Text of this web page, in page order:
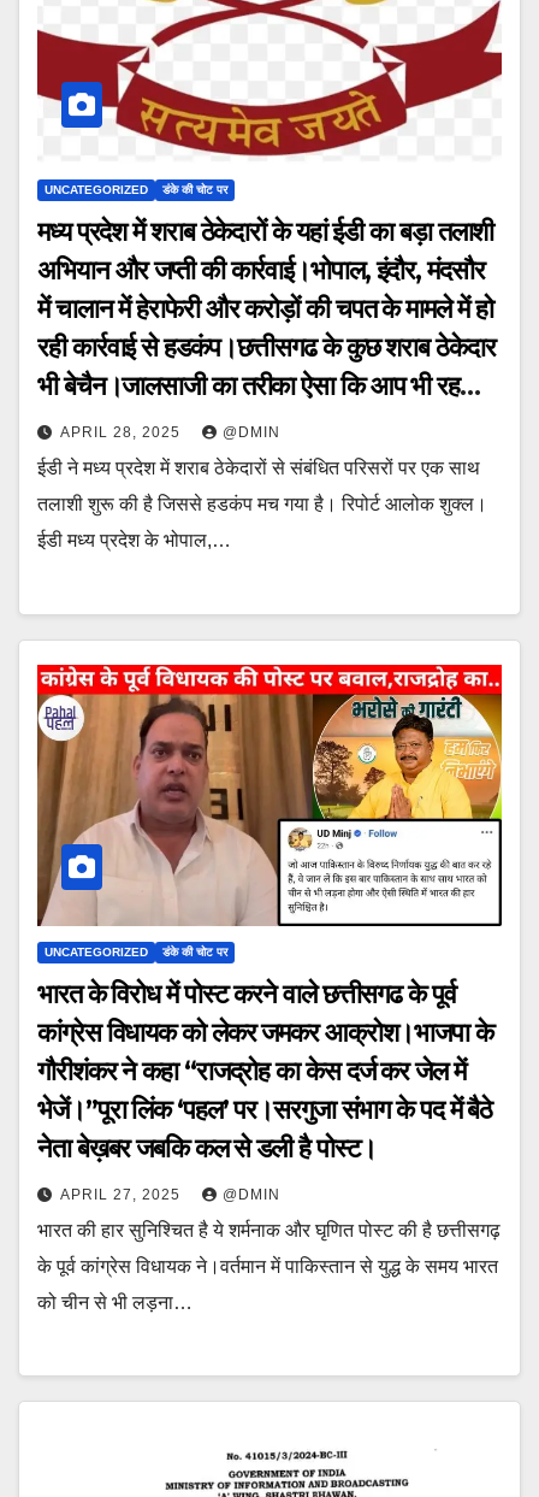
UNCATEGORIZED डंके की चोट पर
मध्य प्रदेश में शराब ठेकेदारों के यहां ईडी का बड़ा तलाशी
अभियान और जप्ती की कार्रवाई।भोपाल, इंदौर, मंदसौर
में चालान में हेराफेरी और करोड़ों की चपत के मामले में हो
रही कार्रवाई से हडकंप।छत्तीसगढ के कुछ शराब ठेकेदार
भी बेचैन।जालसाजी का तरीका ऐसा कि आप भी रह
जायेंगे हैरान।
APRIL 28, 2025 @DMIN
ईडी ने मध्य प्रदेश में शराब ठेकेदारों से संबंधित परिसरों पर एक साथ
तलाशी शुरू की है जिससे हडकंप मच गया है। रिपोर्ट आलोक शुक्ल।
ईडी मध्य प्रदेश के भोपाल,…
UNCATEGORIZED डंके की चोट पर
भारत के विरोध में पोस्ट करने वाले छत्तीसगढ के पूर्व
कांग्रेस विधायक को लेकर जमकर आक्रोश।भाजपा के
गौरीशंकर ने कहा “राजद्रोह का केस दर्ज कर जेल में
भेजें।”पूरा लिंक ‘पहल’ पर।सरगुजा संभाग के पद में बैठे
नेता बेख़बर जबकि कल से डली है पोस्ट।
APRIL 27, 2025 @DMIN
भारत की हार सुनिश्चित है ये शर्मनाक और घृणित पोस्ट की है छत्तीसगढ़
के पूर्व कांग्रेस विधायक ने।वर्तमान में पाकिस्तान से युद्ध के समय भारत
को चीन से भी लड़ना…